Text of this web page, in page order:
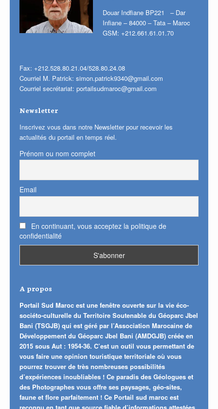
Douar Indfiane BP221 – Dar
Infiane – 84000 – Tata – Maroc
GSM: +212.661.61.01.70
Fax: +212.528.80.21.04/528.80.24.08
Courriel M. Patrick: simon.patrick9340@gmail.com
Courriel secrétariat: portailsudmaroc@gmail.com
Newsletter
Inscrivez vous dans notre Newsletter pour recevoir les
actualités du portail en temps réel.
Prénom ou nom complet
Email
En continuant, vous acceptez la politique de
confidentialité
A propos
Portail Sud Maroc est une fenêtre ouverte sur la vie éco-
sociéto-culturelle du Territoire Soutenable du Géoparc Jbel
Bani (TSGJB) qui est géré par l’Association Marocaine de
Développement du Géoparc Jbel Bani (AMDGJB) créée en
2015 sous Aut : 1954-36. C’est un outil vous permettant de
vous faire une opinion touristique territoriale où vous
pourrez trouver de très nombreuses possibilités
d’expériences inoubliables ! Ce paradis des Géologues et
des Photographes vous offre ses paysages, géo-sites,
faune et flore parfaitement ! Ce Portail sud maroc est